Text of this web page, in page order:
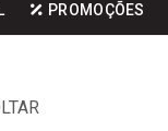
PROMOÇÕES